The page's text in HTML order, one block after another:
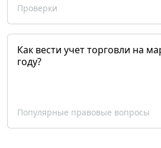
Проверки
Как вести учет торговли на
году?
Популярные правовые вопросы